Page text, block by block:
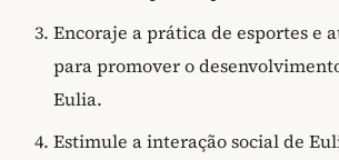
Encoraje a prática de esportes e
para promover o
Eulia.
Estimule a interação social de